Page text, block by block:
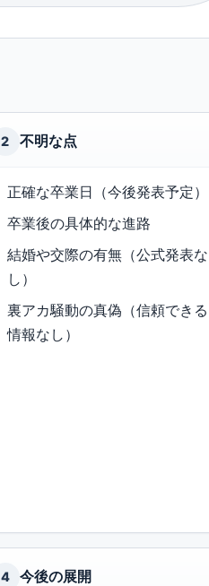
2 不明な点
正確な卒業日（今後発表予定）
卒業後の具体的な進路
結婚や交際の有無（公式発表な
し）
裏アカ騒動の真偽（信頼できる
情報なし）
4 今後の展開